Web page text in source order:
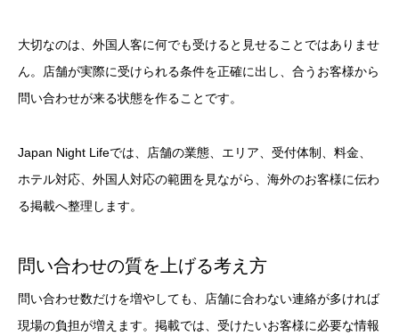
大切なのは、外国人客に何でも受けると見せることではありませ
ん。店舗が実際に受けられる条件を正確に出し、合うお客様から
問い合わせが来る状態を作ることです。
Japan Night Lifeでは、店舗の業態、エリア、受付体制、料金、
ホテル対応、外国人対応の範囲を見ながら、海外のお客様に伝わ
る掲載へ整理します。
問い合わせの質を上げる考え方
問い合わせ数だけを増やしても、店舗に合わない連絡が多ければ
現場の負担が増えます。掲載では、受けたいお客様に必要な情報